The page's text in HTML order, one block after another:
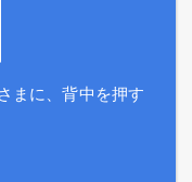
まに、背中を押す